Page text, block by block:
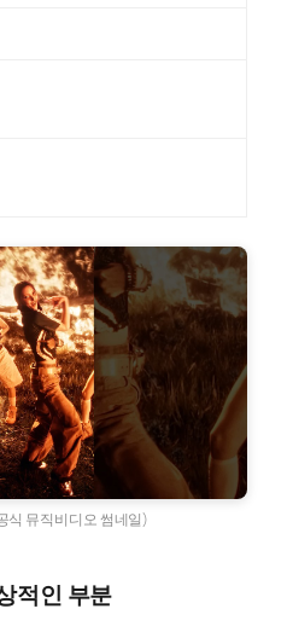
식 뮤직비디오 썸네일)
적인 부분